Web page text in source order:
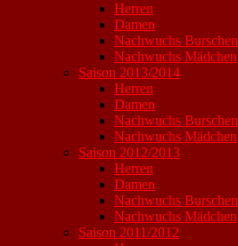
Herren
Damen
Nachwuchs Burschen
Nachwuchs Mädchen
Saison 2013/2014
Herren
Damen
Nachwuchs Burschen
Nachwuchs Mädchen
Saison 2012/2013
Herren
Damen
Nachwuchs Burschen
Nachwuchs Mädchen
Saison 2011/2012